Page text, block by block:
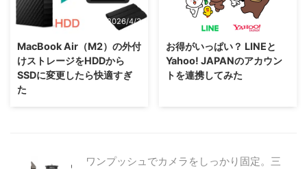
2026/4/3
MacBook Air（M2）の外付
けストレージをHDDから
SSDに変更したら快適すぎ
た
2026/4/3
お得がいっぱい？ LINEと
Yahoo! JAPANのアカウン
トを連携してみた
ワンプッシュでカメラをしっかり固定。三